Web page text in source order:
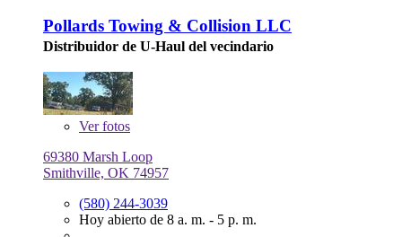
Pollards Towing & Collision LLC
Distribuidor de U-Haul del vecindario
Verfotos
69380 Marsh Loop
Smithville, OK 74957
(580) 244-3039
Hoy abierto de 8 a. m. - 5 p. m.